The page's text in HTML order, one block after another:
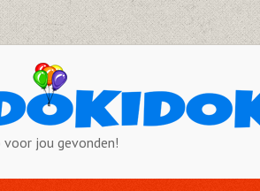
jou gevonden!